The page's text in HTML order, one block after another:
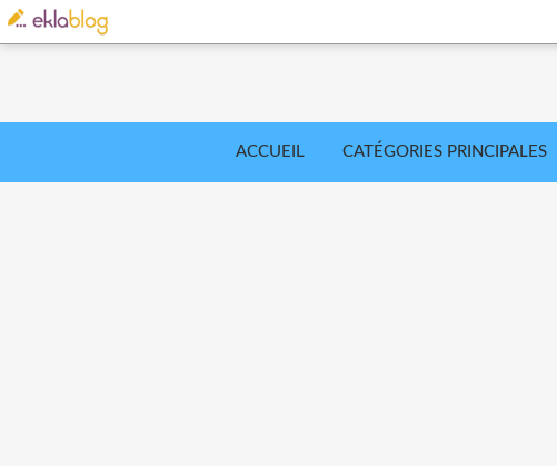
ACCUEIL CATÉGORIES PRINCIPALES